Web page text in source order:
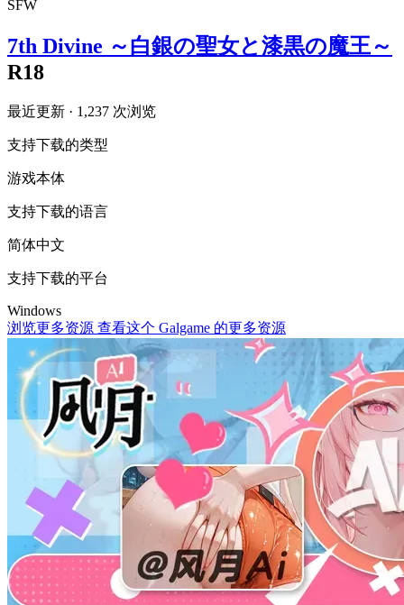
SFW
7th Divine ～白銀の聖女と漆黒の魔王～
R18
最近更新 · 1,237 次浏览
支持下载的类型
游戏本体
支持下载的语言
简体中文
支持下载的平台
Windows
浏览更多资源 查看这个 Galgame 的更多资源